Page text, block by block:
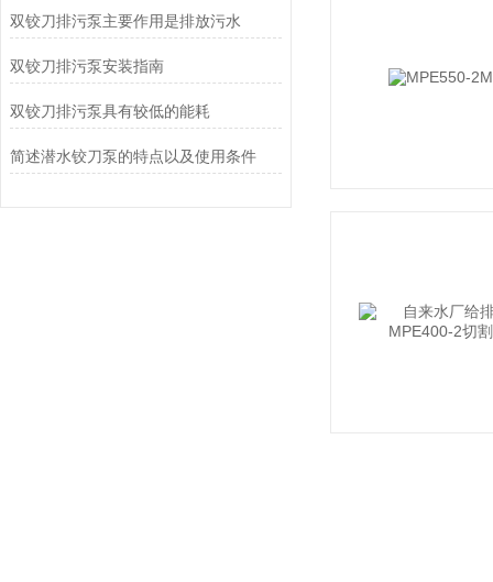
双铰刀排污泵主要作用是排放污水
双铰刀排污泵安装指南
双铰刀排污泵具有较低的能耗
简述潜水铰刀泵的特点以及使用条件